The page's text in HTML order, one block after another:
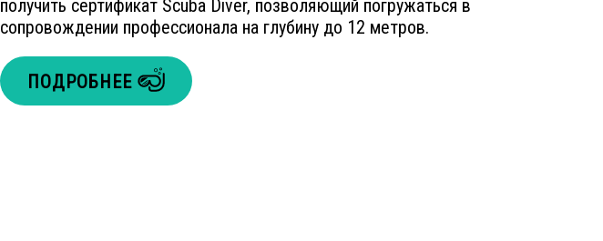
получить сертификат Scuba Diver, позволяющий погружаться в
сопровождении профессионала на глубину до 12 метров.
ПОДРОБНЕЕ